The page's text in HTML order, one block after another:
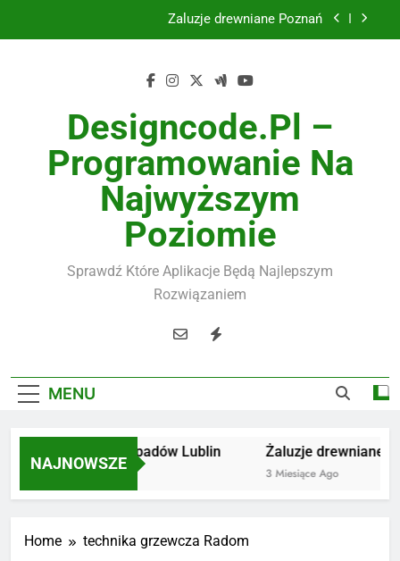
Żaluzje drewniane Poznań
Utylizacja odpadów Lublin
Żaluzje drewniane Poznań
Instalacje elektryczne Gdańsk
Designcode.pl –
Programowanie Na
Najwyższym
Poziomie
Sprawdź Które Aplikacje Będą Najlepszym
Rozwiązaniem
MENU
NAJNOWSZE
Utylizacja odpadów Lublin
2 Miesiące Ago
Żaluzje drewniane
3 Miesiące Ago
Home technika grzewcza Radom